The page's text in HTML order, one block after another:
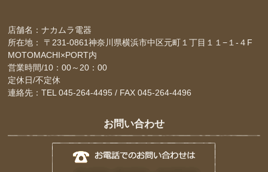
店舗名：ナカムラ電器
所在地： 〒231-0861神奈川県横浜市中区元町１丁目１１−１-４F
MOTOMACHI×PORT内
営業時間/10：00～20：00
定休日/不定休
連絡先：TEL 045-264-4495 / FAX 045-264-4496
お問い合わせ